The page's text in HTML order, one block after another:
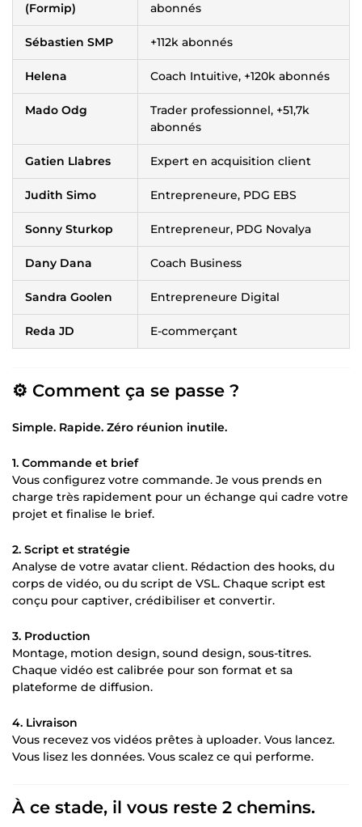
(Formip)
abonnés
Sébastien SMP +112k abonnés
Helena Coach Intuitive, +120k abonnés
Mado Odg
Trader professionnel, +51,7k
abonnés
Gatien Llabres Expert en acquisition client
Judith Simo Entrepreneure, PDG EBS
Sonny Sturkop Entrepreneur, PDG Novalya
Dany Dana Coach Business
Sandra Goolen Entrepreneure Digital
Reda JD E-commerçant
⚙️ Comment ça se passe ?
Simple. Rapide. Zéro réunion inutile.
1. Commande et brief
Vous configurez votre commande. Je vous prends en
charge très rapidement pour un échange qui cadre votre
projet et finalise le brief.
2. Script et stratégie
Analyse de votre avatar client. Rédaction des hooks, du
corps de vidéo, ou du script de VSL. Chaque script est
conçu pour captiver, crédibiliser et convertir.
3. Production
Montage, motion design, sound design, sous-titres.
Chaque vidéo est calibrée pour son format et sa
plateforme de diffusion.
4. Livraison
Vous recevez vos vidéos prêtes à uploader. Vous lancez.
Vous lisez les données. Vous scalez ce qui performe.
À ce stade, il vous reste 2 chemins.